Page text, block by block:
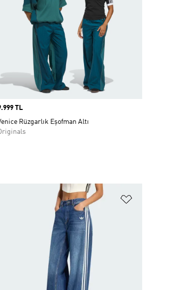
TL
Rüzgarlık Eşofman Altı